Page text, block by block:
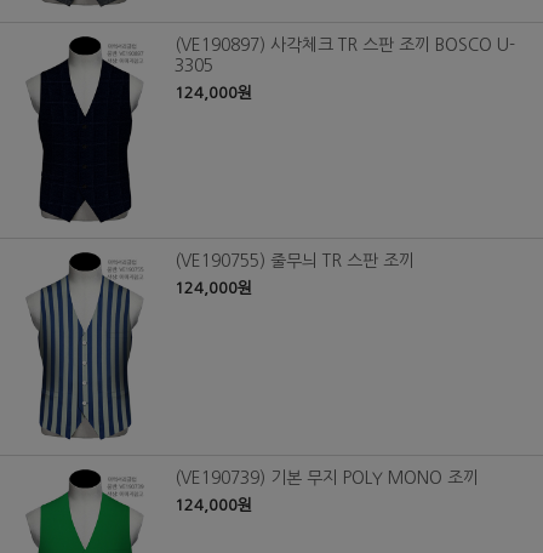
(VE190897) 사각체크 TR 스판 조끼 BOSCO U-
3305
124,000원
(VE190755) 줄무늬 TR 스판 조끼
124,000원
(VE190739) 기본 무지 POLY MONO 조끼
124,000원